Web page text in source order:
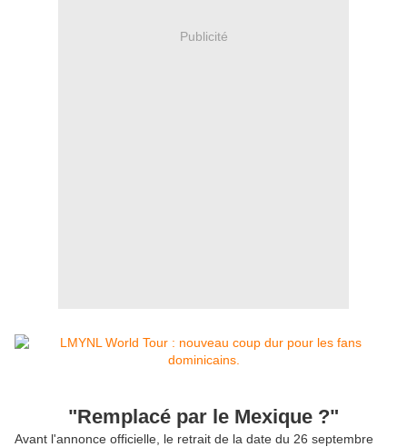
Publicité
"Remplacé par le Mexique ?"
Avant l'annonce officielle, le retrait de la date du 26 septembre